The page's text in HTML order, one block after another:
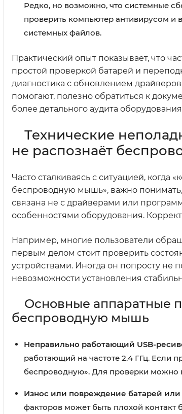
Редко, но возможно, что системные
проверить компьютер антивирусом и
системных файлов.
Практический опыт показывает, что
простой проверкой батарей и
диагностика с обновлением
помогают, полезно обратиться к
более детального аудита
Технические
не распознаёт
Часто сталкиваясь с ситуацией,
беспроводную мышь», важно
связана не с драйверами или
особенностями оборудования.
Например, многие пользователи
первым делом стоит проверить
устройствами. Иногда он попросту не
невозможности установления
Основные аппаратные
беспроводную мышь
Неправильно работающий USB-
работающий на частоте 2.4 ГГц. Если
беспроводную». Для проверки можно
Износ или повреждение батарей
факторов может быть плохой